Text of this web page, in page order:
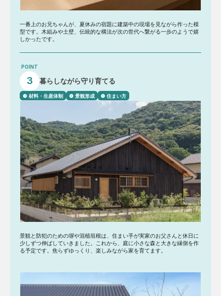
一番上のお兄ちゃんが、夏休みの宿題に建築中の現場を見ながら作った模
型です。木組みや土壁、伝統的な構法が次の世代へ繋がる一歩のようで嬉
しかったです。
POINT
3 暮らしながら守り育てる
❸ 材料・生産体制 ❹ 景観形成 ❺ 住まい方
景観と防犯のための塀や混植垣根は、住まい手が実家のお父さんと休日に
少しずつ伸ばしていきました。これから、庭に小さな森と大きな縁側を作
る予定です。焦らずゆっくり、楽しみながら家を育てます。